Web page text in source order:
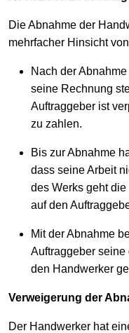
Die Abnahme der
mehrfacher Hin­sicht
Nach der
seine Rechnung
Auftraggeber ist
zu zahlen.
Bis zur Abnahme
dass seine Arbeit
des Werks geht
auf den
Mit der Abnahme
Auftraggeber
den Handwerker
Verweigerung der
Der Handwerker hat